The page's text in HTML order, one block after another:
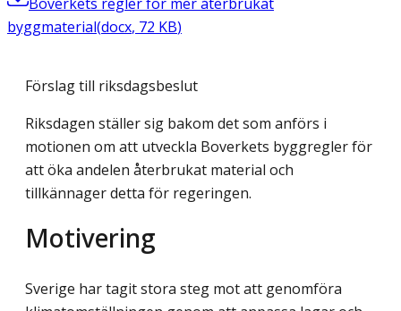
byggmaterial(docx, 72 KB)
Förslag till riksdagsbeslut
Riksdagen ställer sig bakom det som anförs i
motionen om att utveckla Boverkets byggregler för
att öka andelen återbrukat material och
tillkännager detta för regeringen.
Motivering
Sverige har tagit stora steg mot att genomföra